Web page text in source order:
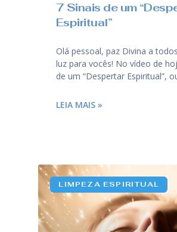
7 Sinais de um
Espiritual”
Olá pessoal, paz Divina a
luz para vocês! No vídeo de
de um “Despertar Espiritual”,
LEIA MAIS »
LIMPEZA ESPIRITUAL